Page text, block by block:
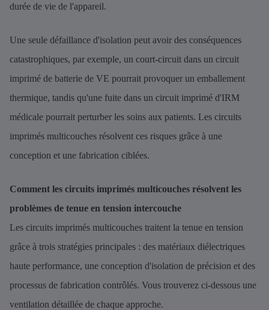
durée de vie de l'appareil.
Une seule défaillance d'isolation peut avoir des conséquences
catastrophiques, par exemple, un court-circuit dans un circuit
imprimé de batterie de VE pourrait provoquer un emballement
thermique, tandis qu'une fuite dans un circuit imprimé d'IRM
médicale pourrait perturber les soins aux patients. Les circuits
imprimés multicouches résolvent ces risques grâce à une
conception et une fabrication ciblées.
Comment les circuits imprimés multicouches résolvent les
problèmes de tenue en tension intercouche
Les circuits imprimés multicouches traitent la tenue en tension
grâce à trois stratégies principales : des matériaux diélectriques
haute performance, une conception d'isolation de précision et des
processus de fabrication contrôlés. Vous trouverez ci-dessous une
ventilation détaillée de chaque approche.